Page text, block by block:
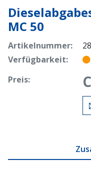
MC 50
Artikelnummer:
Verfügbarkeit:
Preis: